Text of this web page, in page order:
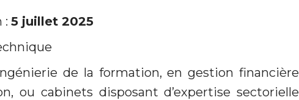
: 5 juillet 2025
de la formation, en gestion financière
ou cabinets disposant d’expertise sectorielle